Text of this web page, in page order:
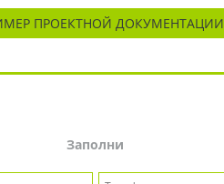
ПРОЕКТНОЙ ДОКУМЕНТАЦИИ
Заполни